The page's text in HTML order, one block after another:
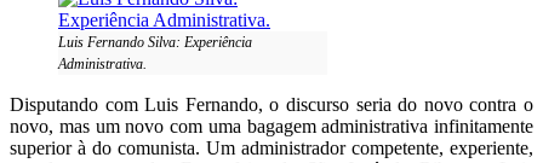
Luis Fernando Silva: Experiência
Administrativa.
Disputando com Luis Fernando, o discurso seria do novo contra o
novo, mas um novo com uma bagagem administrativa infinitamente
superior à do comunista. Um administrador competente, experiente,